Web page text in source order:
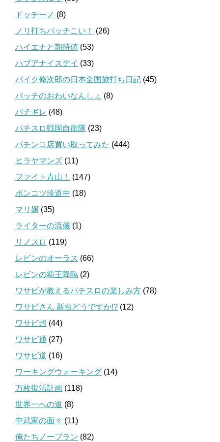
ドッチーノ (8)
ノリ打ちバッチこい！
(26)
ハイエナと期待値 (53)
ハブアナイスデイ (33)
バイク修次郎の日本全国旅打ち日記 (45)
バッチのおわいなんしょ (8)
パチギレ (48)
パチスロ戦国自衛隊 (23)
パチンコ店買い取ってみた (444)
ヒラヤマンズ (11)
ファイト青山！
(147)
ポンコツ珍道中 (18)
マリ嬢 (35)
ライターの流儀 (1)
リノスロ (119)
レビンのオーラス (66)
レビンの覇王降臨 (2)
ワサビが教えるパチスロの楽しみ方 (78)
ワサビさん 新台どうですか!? (12)
ワサビ超 (44)
ワサビ通 (27)
ワサビ道 (16)
ワーキングウォーキング (14)
万枚復活計画 (118)
世界一への道 (8)
中武家の面々 (11)
俺たちノープラン (82)